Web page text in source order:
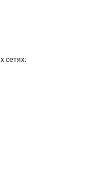
сетях: